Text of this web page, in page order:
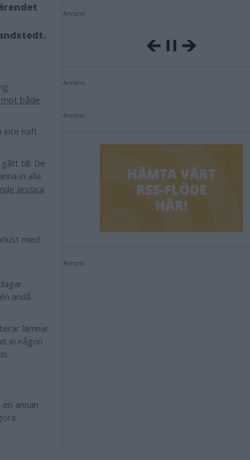
både
inte haft
till. De
in alla
Jessica
med
ändå
lämnar
in någon
annan
Annons:
Annons:
Annons:
Annons: